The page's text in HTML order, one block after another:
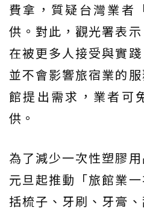
費拿，質疑台灣業者
供。對此，觀光署表示
在被更多人接受與實
並不會影響旅宿業的
館提出需求，業者可
供。
為了減少一次性塑膠
元旦起推動「旅館業
括梳子、牙刷、牙膏